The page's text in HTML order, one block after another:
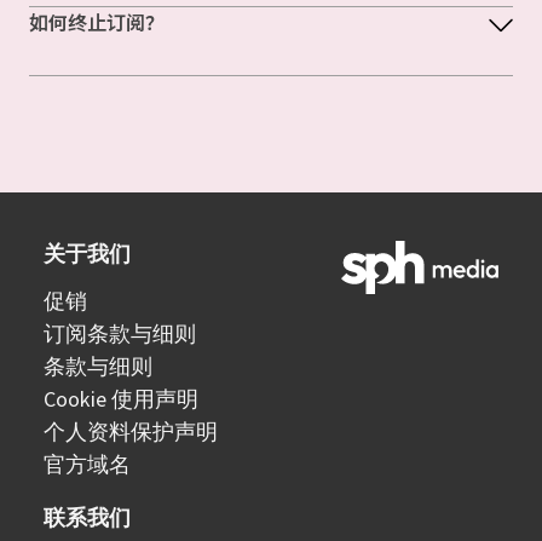
如何终止订阅？
关于我们
促销
订阅条款与细则
条款与细则
Cookie 使用声明
个人资料保护声明
官方域名
联系我们